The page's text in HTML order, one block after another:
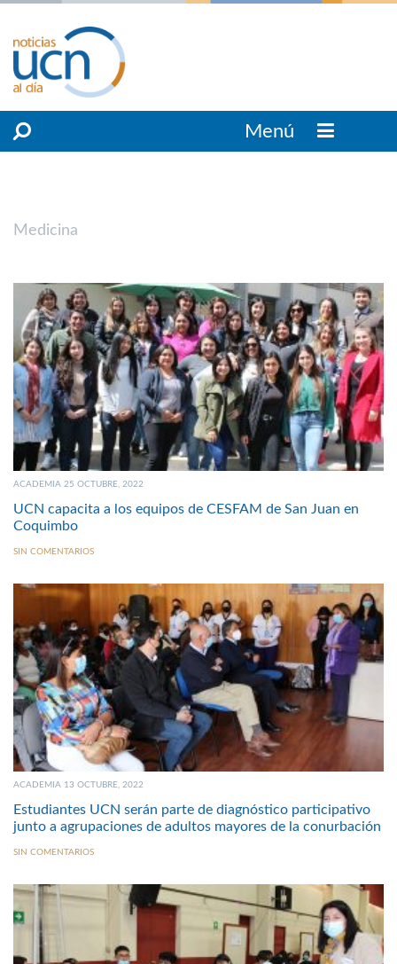
Menú
Medicina
ACADEMIA 25 OCTUBRE, 2022
UCN capacita a los equipos de CESFAM de San Juan en
Coquimbo
SIN COMENTARIOS
ACADEMIA 13 OCTUBRE, 2022
Estudiantes UCN serán parte de diagnóstico participativo
junto a agrupaciones de adultos mayores de la conurbación
SIN COMENTARIOS